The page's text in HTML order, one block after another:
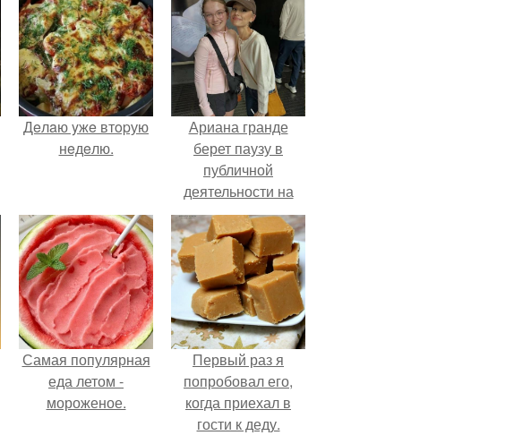
Дeлaю yжe втopую
нeдeлю.
Ариана гранде
берет паузу в
публичной
деятельности на
фоне слухов о
своем здоровье.
Самая популярная
еда летом -
мороженое.
Первый раз я
попробовал его,
когда приехал в
гости к деду.